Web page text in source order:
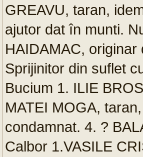
GREAVU, taran,
ajutor dat în munti.
HAIDAMAC,
Sprijinitor din suflet
Bucium 1. ILIE
MATEI MOGA,
condamnat. 4. ?
Calbor 1.VASILE